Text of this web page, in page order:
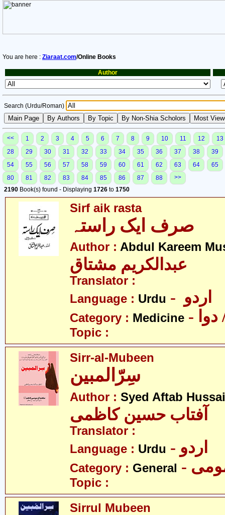
You are here : Ziaraat.com/Online Books
Author
Search (Urdu/Roman)
<< 1 2 3 4 5 6 7 8 9 10 11 12
13
28
29 30 31 32 33 34 35 36 37 38
39
54
55 56 57 58 59 60 61 62 63 64
65
80
81 82 83 84 85 86 87 88
>>
2190 Book(s) found - Displaying 1726 to 1750
Sirf aik rasta
صرف ایک راستہ
Author : Abdul Kareem
عبدالکریم مشتاق
Translator :
Language : Urdu
Category : Medicine
Topic :
Sirr-al-Mubeen
سِرّالمبین
Author : Syed Aftab
آفتاب حسین کاظمی
Translator :
Language : Urdu - اردو
Category : General
Topic :
Sirrul Mubeen